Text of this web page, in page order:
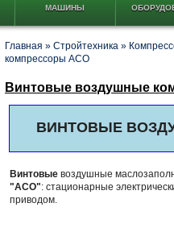
МАШИНЫ
Главная » Стройтехника »
компрессоры АСО
Винтовые воздушные
ВИНТОВЫЕ
Винтовые воздушные
"АСО": стационарные
приводом.